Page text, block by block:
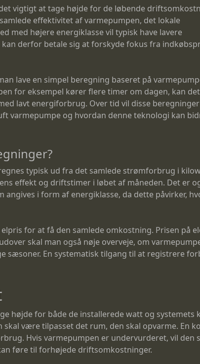
vigtigt at tage højde for de løbende
effektivitet af varmepumpen, det lokale
med højere energiklasse vil typisk have lavere
derfor betale sig at forskyde fokus fra
lave en simpel beregning baseret på
for eksempel kører flere timer om dagen, kan
lavt energiforbrug. Over tid vil disse
varmepumpe og hvordan denne teknologi kan
typisk ud fra det samlede strømforbrug i
effekt og driftstimer i løbet af måneden. Det er
i form af energiklasse, da dette påvirker,
for at få den samlede omkostning. Prisen på
skal man også nøje overveje, om
sæsoner. En systematisk tilgang til at registrere
højde for både de installerede watt og systemets
være tilpasset det rum, den skal opvarme. En
Hvis varmepumpen er undervurderet, vil den
føre til forhøjede driftsomkostninger.